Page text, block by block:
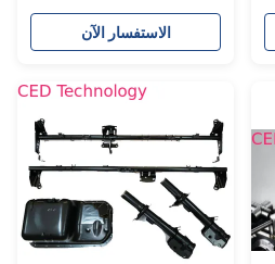
الاستفسار الآن